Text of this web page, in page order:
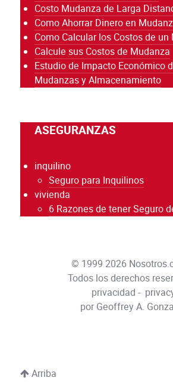
Costo Mudanza de Larga
Como Ahorrar Dinero en
Como Calcular los Costos de un
Calcule sus Costos de Mudanza
Estudio de Impacto Económico
Mudanzas y Almacenamiento
ASEGURANZAS
inquilino
Seguro para Inquilinos
vivienda
6 Razones de tener Seguro
© 1999 2026
Todos los derechos
privacidad -
por Geoffrey A.
Arriba